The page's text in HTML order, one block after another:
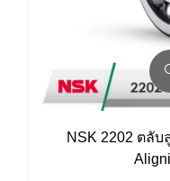
NSK 2202 ตลั